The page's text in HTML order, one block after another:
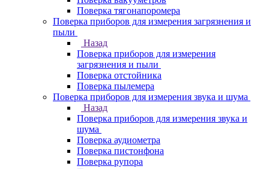
Поверка тягонапоромера
Поверка приборов для измерения загрязнения и
пыли
Назад
Поверка приборов для измерения
загрязнения и пыли
Поверка отстойника
Поверка пылемера
Поверка приборов для измерения звука и шума
Назад
Поверка приборов для измерения звука и
шума
Поверка аудиометра
Поверка пистонфона
Поверка рупора